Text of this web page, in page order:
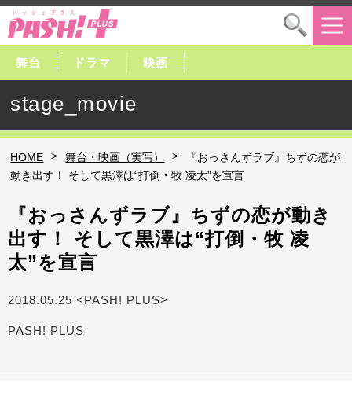
舞台 ドラマ 映画
stage_movie
HOME > 舞台・映画（実写） >
『おっさんずラブ』ちずの恋が
動き出す！ そして黒澤は“打倒・牧 凌太”を宣言
『おっさんずラブ』ちずの恋が動き
出す！ そして黒澤は“打倒・牧 凌
太”を宣言
2018.05.25 <PASH! PLUS>
PASH! PLUS